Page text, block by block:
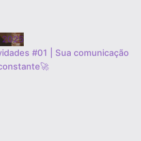
2025
#01 | Sua comunicação